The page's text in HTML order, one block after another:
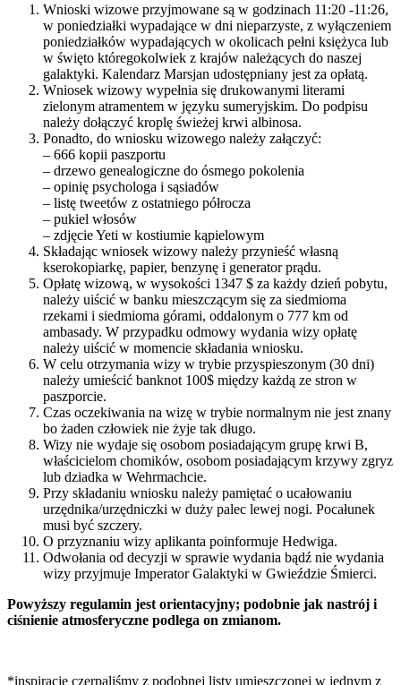
Wnioski wizowe przyjmowane są w godzinach 11:20 -11:26,
w poniedziałki wypadające w dni nieparzyste, z wyłączeniem
poniedziałków wypadających w okolicach pełni księżyca lub
w święto któregokolwiek z krajów należących do naszej
galaktyki. Kalendarz Marsjan udostępniany jest za opłatą.
Wniosek wizowy wypełnia się drukowanymi literami
zielonym atramentem w języku sumeryjskim. Do podpisu
należy dołączyć kroplę świeżej krwi albinosa.
Ponadto, do wniosku wizowego należy załączyć:
– 666 kopii paszportu
– drzewo genealogiczne do ósmego pokolenia
– opinię psychologa i sąsiadów
– listę tweetów z ostatniego półrocza
– pukiel włosów
– zdjęcie Yeti w kostiumie kąpielowym
Składając wniosek wizowy należy przynieść własną
kserokopiarkę, papier, benzynę i generator prądu.
Opłatę wizową, w wysokości 1347 $ za każdy dzień pobytu,
należy uiścić w banku mieszczącym się za siedmioma
rzekami i siedmioma górami, oddalonym o 777 km od
ambasady. W przypadku odmowy wydania wizy opłatę
należy uiścić w momencie składania wniosku.
W celu otrzymania wizy w trybie przyspieszonym (30 dni)
należy umieścić banknot 100$ między każdą ze stron w
paszporcie.
Czas oczekiwania na wizę w trybie normalnym nie jest znany
bo żaden człowiek nie żyje tak długo.
Wizy nie wydaje się osobom posiadającym grupę krwi B,
właścicielom chomików, osobom posiadającym krzywy zgryz
lub dziadka w Wehrmachcie.
Przy składaniu wniosku należy pamiętać o ucałowaniu
urzędnika/urzędniczki w duży palec lewej nogi. Pocałunek
musi być szczery.
O przyznaniu wizy aplikanta poinformuje Hedwiga.
Odwołania od decyzji w sprawie wydania bądź nie wydania
wizy przyjmuje Imperator Galaktyki w Gwieździe Śmierci.
Powyższy regulamin jest orientacyjny; podobnie jak nastrój i
ciśnienie atmosferyczne podlega on zmianom.
*inspirację czerpaliśmy z podobnej listy umieszczonej w jednym z